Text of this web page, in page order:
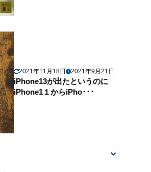
2021年11月18日 2021年9月21日
iPhone13が出たというのに
iPhone1１からiPho･･･